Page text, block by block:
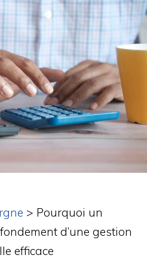
> Pourquoi un
d’une gestion
efficace